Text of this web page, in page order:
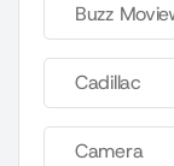
Buzz
Cadillac
Camera